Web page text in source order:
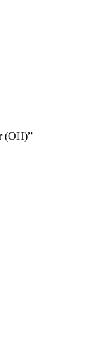
(OH)”